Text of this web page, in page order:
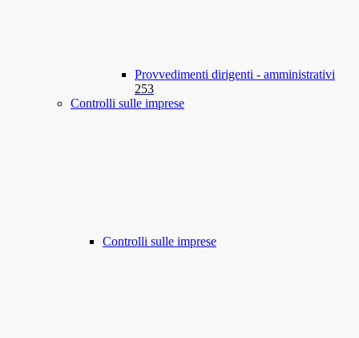
Provvedimenti dirigenti - amministrativi
253
Controlli sulle imprese
Controlli sulle imprese